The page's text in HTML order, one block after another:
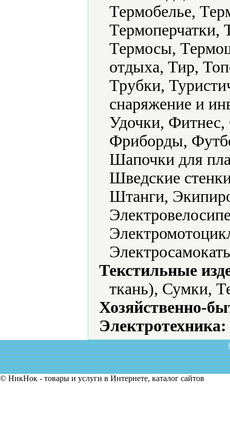
Термобелье,
Термоперчатки,
Термосы,
отдыха, Тир,
Трубки,
снаряжение и
Удочки,
Фриборды,
Шапочки для
Шведские
Штанги,
Текстильные
ткань), Сумки,
Хозяйственно-
Электротехника:
© НикНок - товары и услуги в Интернете, каталог сайтов